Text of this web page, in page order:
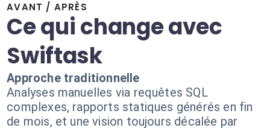
AVANT / APRÈS
Ce qui change avec
Swiftask
Approche traditionnelle
Analyses manuelles via requêtes SQL
complexes, rapports statiques générés en fin
de mois, et une vision toujours décalée par